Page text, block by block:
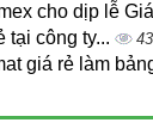
cho dịp lễ
tại công ty...
giá rẻ làm